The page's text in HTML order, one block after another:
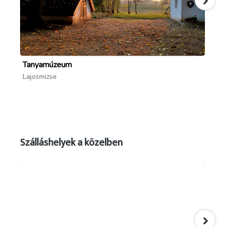
Tanyamúzeum
Lajosmizse
Szálláshelyek a közelben